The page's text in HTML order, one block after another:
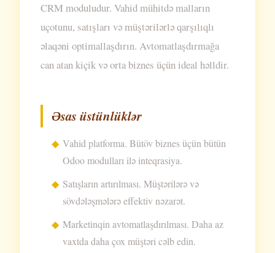
CRM moduludur. Vahid mühitdə malların
uçotunu, satışları və müştərilərlə qarşılıqlı
əlaqəni optimallaşdırın. Avtomatlaşdırmağa
can atan kiçik və orta biznes üçün ideal həlldir.
Əsas üstünlüklər
Vahid platforma. Bütöv biznes üçün bütün
Odoo modulları ilə inteqrasiya.
Satışların artırılması. Müştərilərə və
sövdələşmələrə effektiv nəzarət.
Marketinqin avtomatlaşdırılması. Daha az
vaxtda daha çox müştəri cəlb edin.